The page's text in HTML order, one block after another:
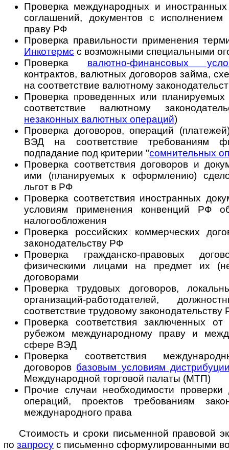
Проверка международных и иностранных
соглашений, документов с
праву РФ
Проверка правильности применения
Инкотермс с возможными специальными
Проверка валютно-финансовых
контрактов, валютных договоров займа,
на соответствие валютному
Проверка проведенных или
соответствие валютному
незаконных валютных операций)
Проверка договоров, операций
ВЭД на соответствие требованиям
подпадание под критерии "сомнительных
Проверка соответствия договоров и
ими (планируемых к оформлению)
льгот в РФ
Проверка соответствия иностранных
условиям применения конвенций РФ
налогообложения
Проверка российских коммерческих
законодательству РФ
Проверка гражданско-правовых
физическими лицами на предмет их
договорами
Проверка трудовых договоров,
организаций-работодателей,
соответствие трудовому законодательству
Проверка соответствия заключенных
рубежом международному праву и
сфере ВЭД
Проверка соответствия
договоров базовым условиям
Международной торговой палаты (МТП)
Прочие случаи необходимости проверки
операций, проектов требованиям
международного права
Стоимость и сроки письменной правовой
по запросу с письменно сфор­му­ли­ро­ван­ны­ми